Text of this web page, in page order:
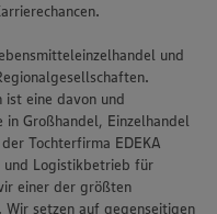
und
ist eine davon und
Großhandel, Einzelhandel
Tochterfirma EDEKA
und Logistikbetrieb für
einer der größten
setzen auf gegenseitigen